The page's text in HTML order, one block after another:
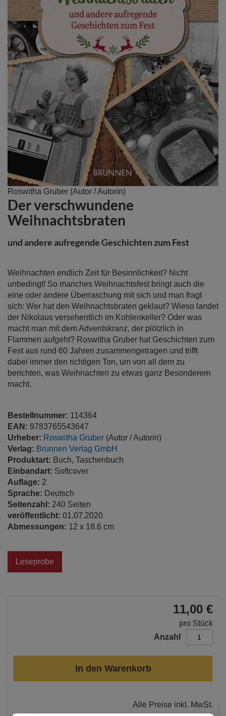
Roswitha Gruber (Autor / Autorin)
Der verschwundene
Weihnachtsbraten
und andere aufregende Geschichten zum Fest
Weihnachten endlich Zeit für Besinnlichkeit? Nicht
unbedingt! So manches Weihnachtsfest bringt auch die
eine oder andere Überraschung mit sich und man fragt
sich: Wer hat den Weihnachtsbraten geklaut? Wieso landet
der Nikolaus versehentlich im Kohlenkeller? Oder was
macht man mit dem Adventskranz, der plötzlich in
Flammen aufgeht? Roswitha Gruber hat Geschichten zum
Fest aus rund 60 Jahren zusammengetragen und trifft
dabei immer den richtigen Ton, um von all dem zu
berichten, was Weihnachten zu etwas ganz Besonderem
macht.
Bestellnummer: 114364
EAN: 9783765543647
Urheber: Roswitha Gruber (Autor / Autorin)
Verlag: Brunnen Verlag GmbH
Produktart: Buch, Taschenbuch
Einbandart: Softcover
Auflage: 2
Sprache: Deutsch
Seitenzahl: 240 Seiten
veröffentlicht: 01.07.2020
Abmessungen: 12 x 18.6 cm
Leseprobe
Zum
Anfang
der
Bildergalerie
11,00 €
pro Stück
Anzahl
In den Warenkorb
Alle Preise inkl. MwSt.